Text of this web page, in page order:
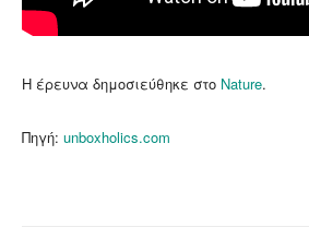
Η έρευνα δημοσιεύθηκε στο Nature.
Πηγή: unboxholics.com